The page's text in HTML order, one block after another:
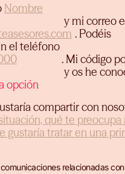
y mi correo
. Podéis
el teléfono
. Mi código
y os he
compartir con
relacionadas